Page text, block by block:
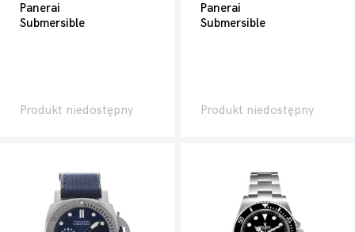
Panerai
Submersible
Produkt niedostępny
Panerai
Submersible
Produkt niedostępny